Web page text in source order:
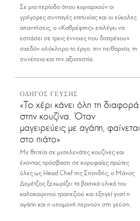
Σε μια περίοδο όπου κυριαρχούν οι
γρήγορες συνταγές επιτυχίας και οι εύκολες
απαντήσεις, ο «Καθρέφτης» επιλέγει να
εστιάσει σε τρεις έννοιες που διατρέχουν
σχεδόν ολόκληρο το έργο: την πειθαρχία, τη
συνέπεια και την αξιοπιστία.
ΟΔΗΓΟΣ ΓΕΥΣΗΣ
«Το χέρι κάνει όλη τη διαφορά
στην κουζίνα. Όταν
μαγειρεύεις με αγάπη, φαίνεται
στο πιάτο»
Με θητεία σε μισελενάτες κουζίνες και
έχοντας πρόσβαση σε κορυφαίες πρώτες
ύλες ως Head Chef της Σπονδής, ο Μάνος
Δεμέτζος ξεχωρίζει τα βασικά υλικά του
καλοκαιρινού τραπεζιού και εξηγεί γιατί η
αγάπη και η υπομονή περνούν στη γεύση.